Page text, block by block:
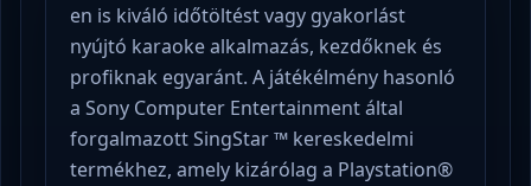
en is kiváló időtöltést vagy gyakorlást
nyújtó karaoke alkalmazás, kezdőknek és
profiknak egyaránt. A játékélmény hasonló
a Sony Computer Entertainment által
forgalmazott SingStar ™ kereskedelmi
termékhez, amely kizárólag a Playstation®